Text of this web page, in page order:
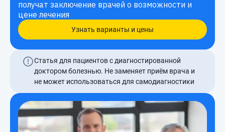
получат заключение врачей о возможности и
цене лечения
Узнать варианты и цены
Статья для пациентов с диагностированной
доктором болезнью. Не заменяет приём врача и
не может использоваться для самодиагностики